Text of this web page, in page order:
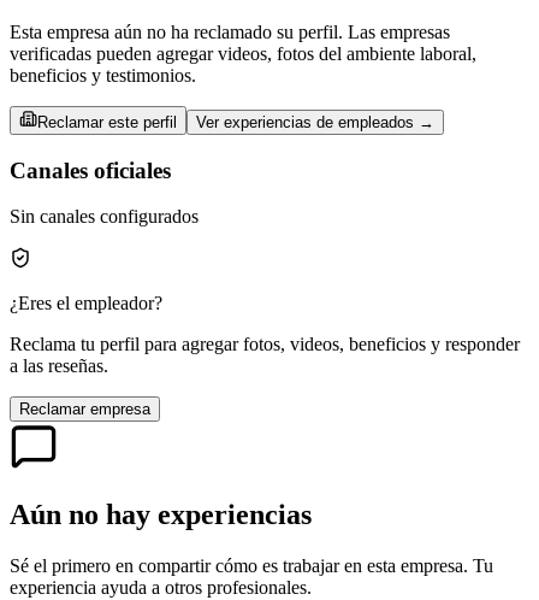
Esta empresa aún no ha reclamado su perfil. Las empresas
verificadas pueden agregar videos, fotos del ambiente laboral,
beneficios y testimonios.
Reclamar este perfil Ver experiencias de empleados →
Canales oficiales
Sin canales configurados
¿Eres el empleador?
Reclama tu perfil para agregar fotos, videos, beneficios y responder
a las reseñas.
Reclamar empresa
Aún no hay experiencias
Sé el primero en compartir cómo es trabajar en esta empresa. Tu
experiencia ayuda a otros profesionales.